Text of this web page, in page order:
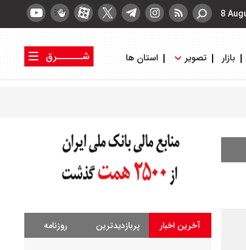
8
بازار تصویر استان ها
شــــــرق
آخرین اخبار پربازدیدترین روزنامه